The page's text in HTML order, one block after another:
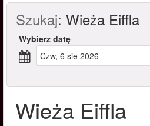
Szukaj: Wieża Eiffla
Wybierz datę
czw, 6 sie 2026
Wieża Eiffla